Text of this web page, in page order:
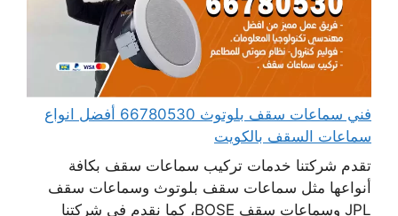
فني سماعات سقف بلوتوث 66780530 أفضل انواع
سماعات السقف بالكويت
تقدم شركتنا خدمات تركيب سماعات سقف بكافة
أنواعها مثل سماعات سقف بلوتوث وسماعات سقف
JPL وسماعات سقف BOSE، كما نقدم في شركتنا